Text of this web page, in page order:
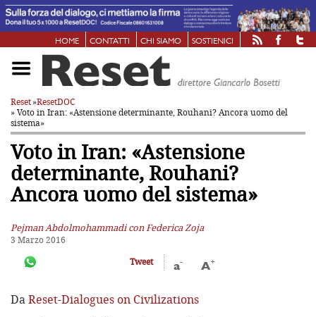
HOME CONTATTI CHI SIAMO SOSTIENICI
Reset»ResetDOC
» Voto in Iran: «Astensione determinante,Rouhani? Ancora uomo del
sistema»
Voto in Iran: «Astensione
determinante, Rouhani?
Ancora uomo del sistema»
Pejman Abdolmohammadi con Federica Zoja
3 Marzo 2016
Tweet
a- A+
DaReset-Dialogues on Civilizations